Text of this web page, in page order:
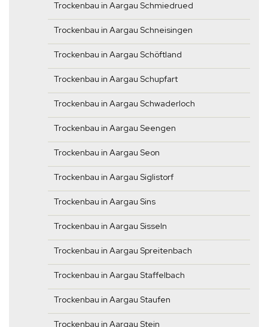
Trockenbau in Aargau Schmiedrued
Trockenbau in Aargau Schneisingen
Trockenbau in Aargau Schöftland
Trockenbau in Aargau Schupfart
Trockenbau in Aargau Schwaderloch
Trockenbau in Aargau Seengen
Trockenbau in Aargau Seon
Trockenbau in Aargau Siglistorf
Trockenbau in Aargau Sins
Trockenbau in Aargau Sisseln
Trockenbau in Aargau Spreitenbach
Trockenbau in Aargau Staffelbach
Trockenbau in Aargau Staufen
Trockenbau in Aargau Stein